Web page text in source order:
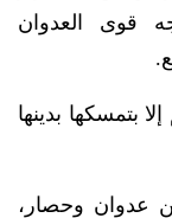
قوى العدوان
بتمسكها بدينها
عدوان وحصار،